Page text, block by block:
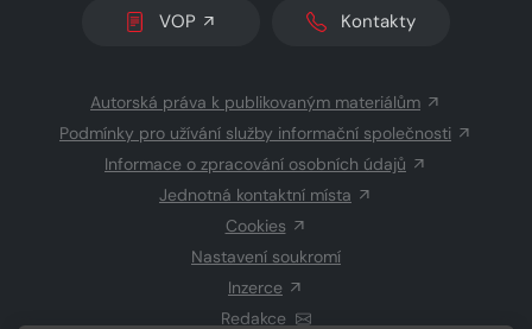
VOP Kontakty
Autorská práva k publikovaným materiálům
Podmínky pro užívání služby informační společnosti
Informace o zpracování osobních údajů
Jednotná kontaktní místa
Cookies
Nastavení soukromí
Inzerce
Redakce